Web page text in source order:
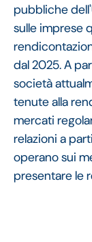
pubbliche
sulle imprese
dal 2025. A
società
tenute alla
mercati
relazioni a
operano sui
presentare le